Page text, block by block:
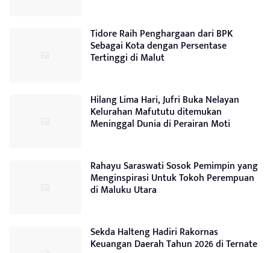
Tidore Raih Penghargaan dari BPK
Sebagai Kota dengan Persentase
Tertinggi di Malut
Hilang Lima Hari, Jufri Buka Nelayan
Kelurahan Mafututu ditemukan
Meninggal Dunia di Perairan Moti
Rahayu Saraswati Sosok Pemimpin yang
Menginspirasi Untuk Tokoh Perempuan
di Maluku Utara
Sekda Halteng Hadiri Rakornas
Keuangan Daerah Tahun 2026 di Ternate